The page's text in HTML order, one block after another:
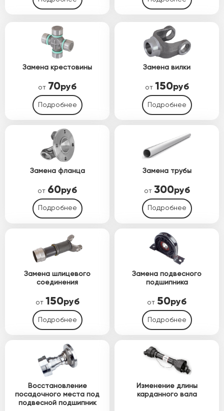
Замена крестовины
от 70руб
Подробнее
Замена вилки
от 150руб
Подробнее
Замена фланца
от 60руб
Подробнее
Замена трубы
от 300руб
Подробнее
Замена шлицевого
соединения
от 150руб
Подробнее
Замена подвесного
подшипника
от 50руб
Подробнее
Восстановление
посадочного места под
подвесной подшипник
Изменение длины
карданного вала